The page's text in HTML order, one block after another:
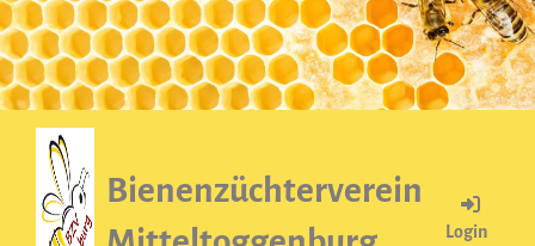
Bienenzüchterverein
Login